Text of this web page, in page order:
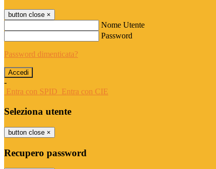
button close ×
Nome Utente
Password
Password dimenticata?
-
Entra con SPID Entra con CIE
Seleziona utente
button close ×
Recupero password